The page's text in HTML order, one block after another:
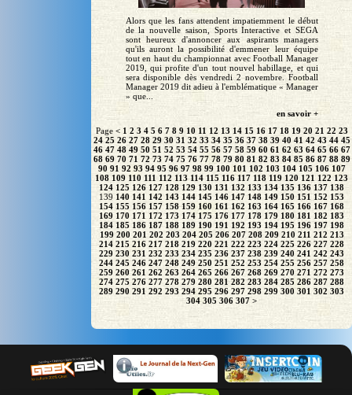
Alors que les fans attendent impatiemment le début
de la nouvelle saison, Sports Interactive et SEGA
sont heureux d'annoncer aux aspirants managers
qu'ils auront la possibilité d'emmener leur équipe
tout en haut du championnat avec Football Manager
2019, qui profite d'un tout nouvel habillage, et qui
sera disponible dès vendredi 2 novembre. Football
Manager 2019 dit adieu à l'emblématique « Manager
» que...
en savoir +
Page < 1 2 3 4 5 6 7 8 9 10 11 12 13 14 15 16 17 18 19 20 21 22 23
24 25 26 27 28 29 30 31 32 33 34 35 36 37 38 39 40 41 42 43 44 45
46 47 48 49 50 51 52 53 54 55 56 57 58 59 60 61 62 63 64 65 66 67
68 69 70 71 72 73 74 75 76 77 78 79 80 81 82 83 84 85 86 87 88 89
90 91 92 93 94 95 96 97 98 99 100 101 102 103 104 105 106 107
108 109 110 111 112 113 114 115 116 117 118 119 120 121 122 123
124 125 126 127 128 129 130 131 132 133 134 135 136 137 138
139 140 141 142 143 144 145 146 147 148 149 150 151 152 153
154 155 156 157 158 159 160 161 162 163 164 165 166 167 168
169 170 171 172 173 174 175 176 177 178 179 180 181 182 183
184 185 186 187 188 189 190 191 192 193 194 195 196 197 198
199 200 201 202 203 204 205 206 207 208 209 210 211 212 213
214 215 216 217 218 219 220 221 222 223 224 225 226 227 228
229 230 231 232 233 234 235 236 237 238 239 240 241 242 243
244 245 246 247 248 249 250 251 252 253 254 255 256 257 258
259 260 261 262 263 264 265 266 267 268 269 270 271 272 273
274 275 276 277 278 279 280 281 282 283 284 285 286 287 288
289 290 291 292 293 294 295 296 297 298 299 300 301 302 303
304 305 306 307 >